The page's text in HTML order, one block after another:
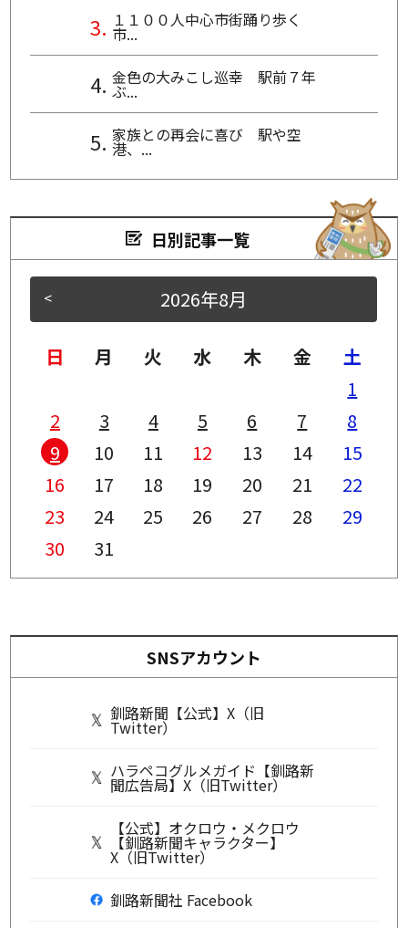
１１００人中心市街踊り歩く
市...
金色の大みこし巡幸 駅前７年
ぶ...
家族との再会に喜び 駅や空
港、...
日別記事一覧
< 2026年8月
日 月 火 水 木 金
土
1
2
3 4 5 6 7
8
9
10 11 12 13 14
15
16
17 18 19 20 21
22
23
24 25 26 27 28
29
30
31
SNSアカウント
釧路新聞【公式】X（旧
Twitter）
ハラペコグルメガイド【釧路新
聞広告局】X（旧Twitter）
【公式】オクロウ・メクロウ
【釧路新聞キャラクター】
X（旧Twitter）
釧路新聞社 Facebook